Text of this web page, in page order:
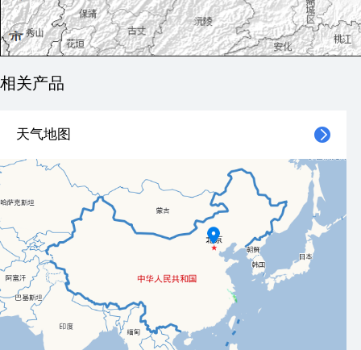
相关产品
天气地图